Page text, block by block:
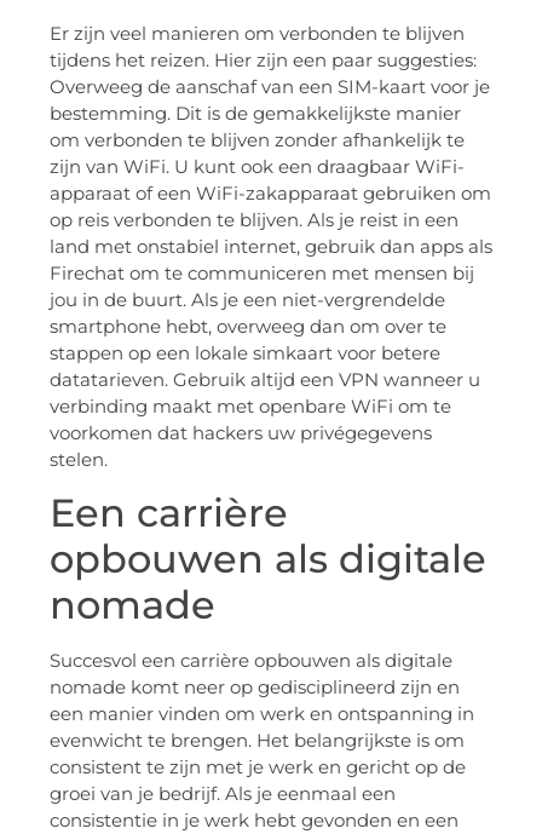
Er zijn veel manieren om verbonden te blijven
tijdens het reizen. Hier zijn een paar suggesties:
Overweeg de aanschaf van een SIM-kaart voor je
bestemming. Dit is de gemakkelijkste manier
om verbonden te blijven zonder afhankelijk te
zijn van WiFi. U kunt ook een draagbaar WiFi-
apparaat of een WiFi-zakapparaat gebruiken om
op reis verbonden te blijven. Als je reist in een
land met onstabiel internet, gebruik dan apps als
Firechat om te communiceren met mensen bij
jou in de buurt. Als je een niet-vergrendelde
smartphone hebt, overweeg dan om over te
stappen op een lokale simkaart voor betere
datatarieven. Gebruik altijd een VPN wanneer u
verbinding maakt met openbare WiFi om te
voorkomen dat hackers uw privégegevens
stelen.
Een carrière
opbouwen als digitale
nomade
Succesvol een carrière opbouwen als digitale
nomade komt neer op gedisciplineerd zijn en
een manier vinden om werk en ontspanning in
evenwicht te brengen. Het belangrijkste is om
consistent te zijn met je werk en gericht op de
groei van je bedrijf. Als je eenmaal een
consistentie in je werk hebt gevonden en een